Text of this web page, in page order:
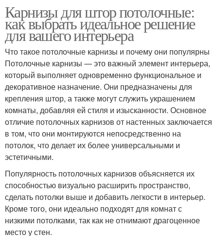
Карнизы для штор потолочные:
как выбрать идеальное решение
для вашего интерьера
Что такое потолочные карнизы и почему они популярны
Потолочные карнизы — это важный элемент интерьера,
который выполняет одновременно функциональное и
декоративное назначение. Они предназначены для
крепления штор, а также могут служить украшением
комнаты, добавляя ей стиля и изысканности. Основное
отличие потолочных карнизов от настенных заключается
в том, что они монтируются непосредственно на
потолок, что делает их более универсальными и
эстетичными.
Популярность потолочных карнизов объясняется их
способностью визуально расширить пространство,
сделать потолки выше и добавить легкости в интерьер.
Кроме того, они идеально подходят для комнат с
низкими потолками, так как не отнимают драгоценное
место у стен.